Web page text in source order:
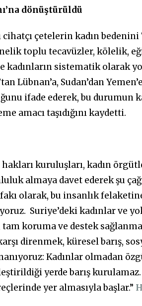
dönüştürüldü
cihatçı çetelerin kadın
toplu tecavüzler, kölelik,
sistematik olarak
Lübnan’a, Sudan’dan
ifade ederek, bu durumun
amacı taşıdığını kaydetti.
kuruluşları, kadın
almaya davet ederek şu
olarak, bu insanlık
Suriye’deki kadınlar ve
koruma ve destek
direnmek, küresel barış,
Kadınlar olmadan
yerde barış
yer almasıyla başlar.”